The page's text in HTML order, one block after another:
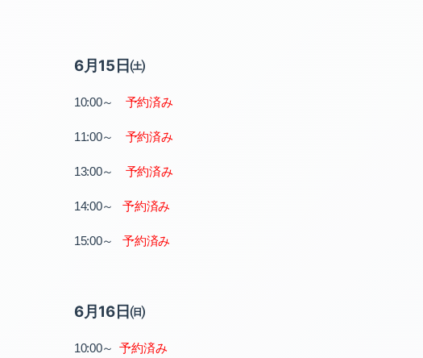
6月15日㈯
10:00～ 予約済み
11:00～ 予約済み
13:00～ 予約済み
14:00～ 予約済み
15:00～ 予約済み
6月16日㈰
10:00～ 予約済み